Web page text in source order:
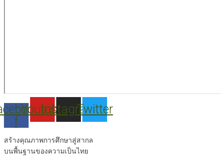
f
Youtube
Instagram
Twitter
สร้างคุณภาพการศึกษาสู่สากล
บนพื้นฐานของความเป็นไทย